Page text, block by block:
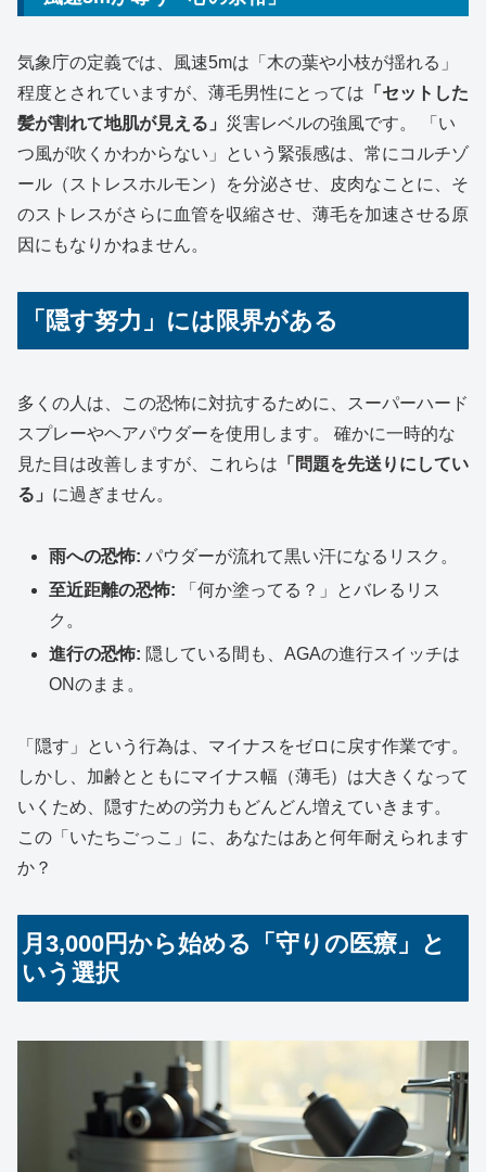
気象庁の定義では、風速5mは「木の葉や小枝が揺れる」
程度とされていますが、薄毛男性にとっては 「セットした
髪が割れて地肌が見える」 災害レベルの強風です。 「い
つ風が吹くかわからない」という緊張感は、常にコルチゾ
ール（ストレスホルモン）を分泌させ、皮肉なことに、そ
のストレスがさらに血管を収縮させ、薄毛を加速させる原
因にもなりかねません。
「隠す努力」には限界がある
多くの人は、この恐怖に対抗するために、スーパーハード
スプレーやヘアパウダーを使用します。 確かに一時的な
見た目は改善しますが、これらは 「問題を先送りにしてい
る」 に過ぎません。
雨への恐怖: パウダーが流れて黒い汗になるリスク。
至近距離の恐怖: 「何か塗ってる？」とバレるリス
ク。
進行の恐怖: 隠している間も、AGAの進行スイッチは
ONのまま。
「隠す」という行為は、マイナスをゼロに戻す作業です。
しかし、加齢とともにマイナス幅（薄毛）は大きくなって
いくため、隠すための労力もどんどん増えていきます。
この「いたちごっこ」に、あなたはあと何年耐えられます
か？
月3,000円から始める「守りの医療」と
いう選択